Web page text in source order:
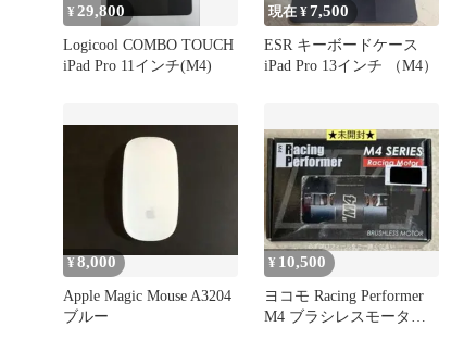
¥ 29,800
Logicool COMBO TOUCH
iPad Pro 11インチ(M4)
現在 ¥7,500
ESR キーボードケース
iPad Pro 13インチ （M4）
¥8,000
Apple Magic Mouse A3204
ブルー
¥ 10,500
ヨコモ Racing Performer
M4 ブラシレスモーター